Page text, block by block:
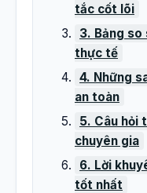
tắc cốt lõi
3. Bảng so
thực tế
4. Những
an toàn
5. Câu hỏi
chuyên gia
6. Lời
tốt nhất